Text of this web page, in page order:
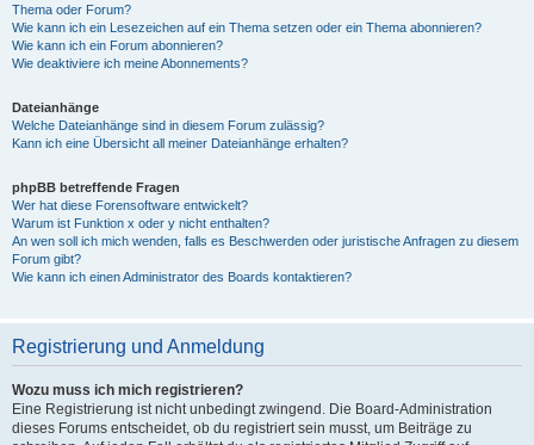
Thema oder Forum?
Wie kann ich ein Lesezeichen auf ein Thema setzen oder ein Thema abonnieren?
Wie kann ich ein Forum abonnieren?
Wie deaktiviere ich meine Abonnements?
Dateianhänge
Welche Dateianhänge sind in diesem Forum zulässig?
Kann ich eine Übersicht all meiner Dateianhänge erhalten?
phpBB betreffende Fragen
Wer hat diese Forensoftware entwickelt?
Warum ist Funktion x oder y nicht enthalten?
An wen soll ich mich wenden, falls es Beschwerden oder juristische Anfragen zu diesem
Forum gibt?
Wie kann ich einen Administrator des Boards kontaktieren?
Registrierung und Anmeldung
Wozu muss ich mich registrieren?
Eine Registrierung ist nicht unbedingt zwingend. Die Board-Administration
dieses Forums entscheidet, ob du registriert sein musst, um Beiträge zu